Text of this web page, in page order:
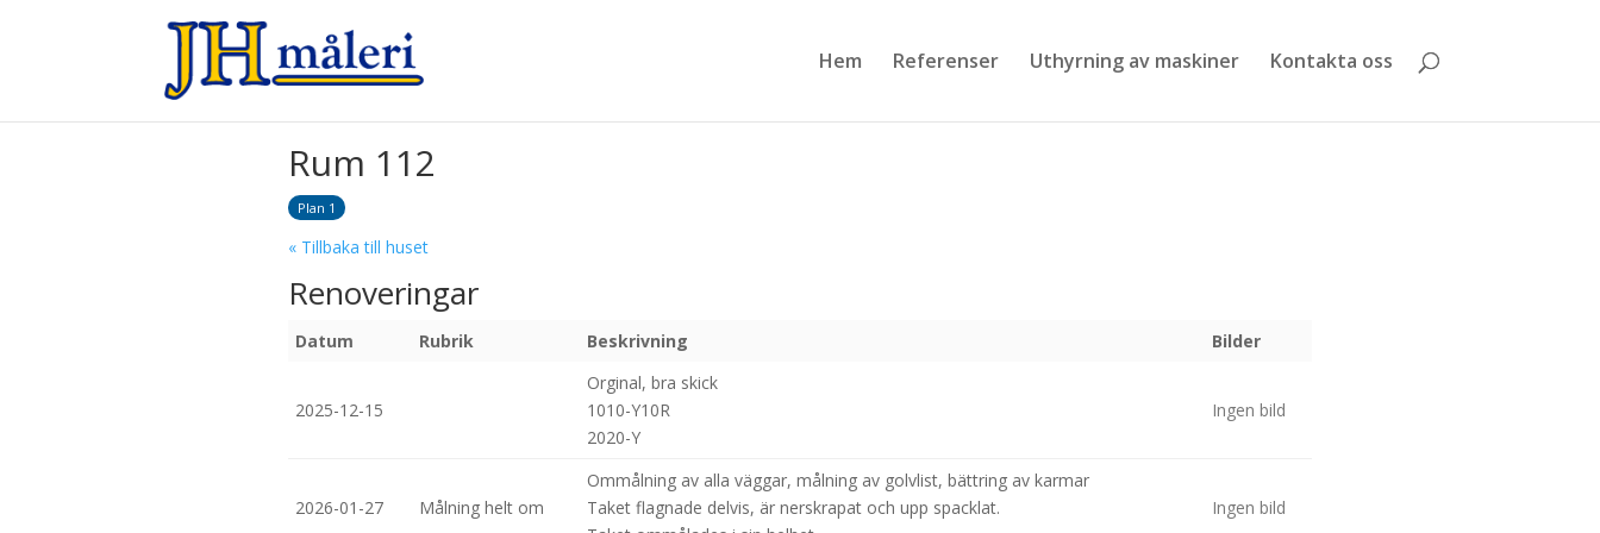
Hem Referenser Uthyrning av maskiner Kontakta oss
Rum 112
Plan 1
« Tillbaka till huset
Renoveringar
Datum Rubrik Beskrivning Bilder
2025-12-15
Orginal, bra skick
1010-Y10R
2020-Y
Ingen bild
2026-01-27 Målning helt om
Ommålning av alla väggar, målning av golvlist, bättring av karmar
Taket flagnade delvis, är nerskrapat och upp spacklat.
Ingen bild